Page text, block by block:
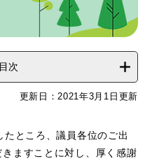
次
更新日：2021年3月1日更新
ところ、議員各位のご出
ますことに対し、厚く感謝